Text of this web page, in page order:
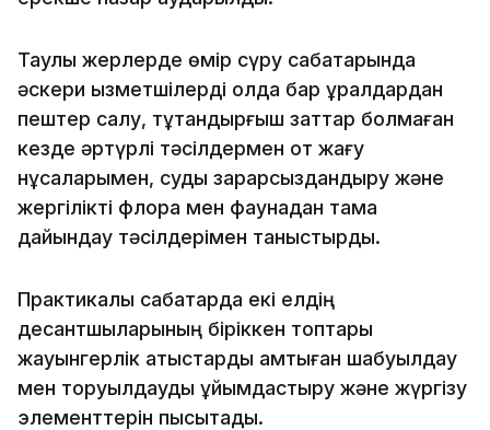
Таулы жерлерде өмір сүру сабақтарында
әскери қызметшілерді қолда бар құралдардан
пештер салу, тұтандырғыш заттар болмаған
кезде әртүрлі тәсілдермен от жағу
нұсқаларымен, суды зарарсыздандыру және
жергілікті флора мен фаунадан тамақ
дайындау тәсілдерімен таныстырды.
Практикалық сабақтарда екі елдің
десантшыларының біріккен топтары
жауынгерлік атыстарды қамтыған шабуылдау
мен торуылдауды ұйымдастыру және жүргізу
элементтерін пысықтады.